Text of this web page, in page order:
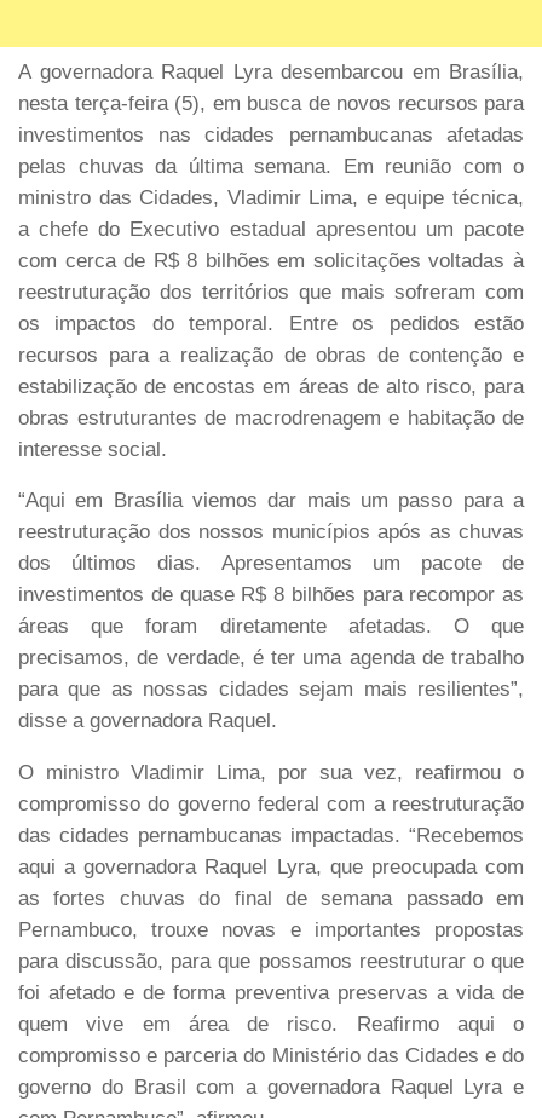
A governadora Raquel Lyra desembarcou em Brasília,
nesta terça-feira (5), em busca de novos recursos para
investimentos nas cidades pernambucanas afetadas
pelas chuvas da última semana. Em reunião com o
ministro das Cidades, Vladimir Lima, e equipe técnica,
a chefe do Executivo estadual apresentou um pacote
com cerca de R$ 8 bilhões em solicitações voltadas à
reestruturação dos territórios que mais sofreram com
os impactos do temporal. Entre os pedidos estão
recursos para a realização de obras de contenção e
estabilização de encostas em áreas de alto risco, para
obras estruturantes de macrodrenagem e habitação de
interesse social.
“Aqui em Brasília viemos dar mais um passo para a
reestruturação dos nossos municípios após as chuvas
dos últimos dias. Apresentamos um pacote de
investimentos de quase R$ 8 bilhões para recompor as
áreas que foram diretamente afetadas. O que
precisamos, de verdade, é ter uma agenda de trabalho
para que as nossas cidades sejam mais resilientes”,
disse a governadora Raquel.
O ministro Vladimir Lima, por sua vez, reafirmou o
compromisso do governo federal com a reestruturação
das cidades pernambucanas impactadas. “Recebemos
aqui a governadora Raquel Lyra, que preocupada com
as fortes chuvas do final de semana passado em
Pernambuco, trouxe novas e importantes propostas
para discussão, para que possamos reestruturar o que
foi afetado e de forma preventiva preservas a vida de
quem vive em área de risco. Reafirmo aqui o
compromisso e parceria do Ministério das Cidades e do
governo do Brasil com a governadora Raquel Lyra e